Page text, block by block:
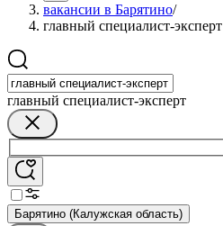
вакансии в Барятино/
главный специалист-эксперт
главный специалист-эксперт
Барятино (Калужская область)